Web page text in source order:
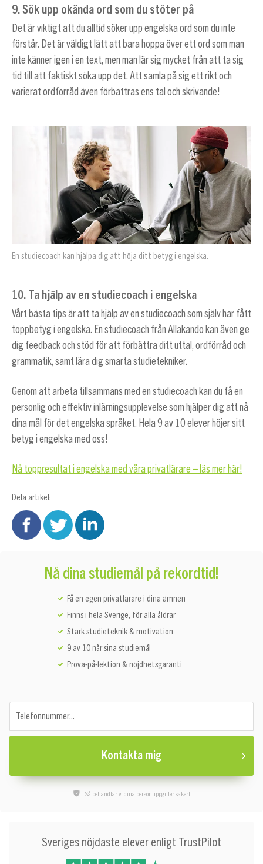
9. Sök upp okända ord som du stöter på
Det är viktigt att du alltid söker upp engelska ord som du inte
förstår. Det är väldigt lätt att bara hoppa över ett ord som man
inte känner igen i en text, men man lär sig mycket från att ta sig
tid till att faktiskt söka upp det. Att samla på sig ett rikt och
varierat ordförråd även förbättras ens tal och skrivande!
En studiecoach kan hjälpa dig att höja ditt betyg i engelska.
10. Ta hjälp av en studiecoach i engelska
Vårt bästa tips är att ta hjälp av en studiecoach som själv har fått
toppbetyg i engelska. En studiecoach från Allakando kan även ge
dig feedback och stöd för att förbättra ditt uttal, ordförråd och
grammatik, samt lära dig smarta studietekniker.
Genom att arbeta tillsammans med en studiecoach kan du få en
personlig och effektiv inlärningsupplevelse som hjälper dig att nå
dina mål för det engelska språket. Hela 9 av 10 elever höjer sitt
betyg i engelska med oss!
Nå toppresultat i engelska med våra privatlärare – läs mer här!
Dela artikel:
Nå dina studiemål på rekordtid!
Få en egen privatlärare i dina ämnen
Finns i hela Sverige, för alla åldrar
Stärk studieteknik & motivation
9 av 10 når sina studiemål
Prova-på-lektion & nöjdhetsgaranti
Telefonnummer...
Kontakta mig
Så behandlar vi dina personuppgifter säkert
Sveriges nöjdaste elever enligt TrustPilot